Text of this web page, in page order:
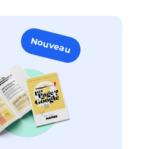
Nouveau